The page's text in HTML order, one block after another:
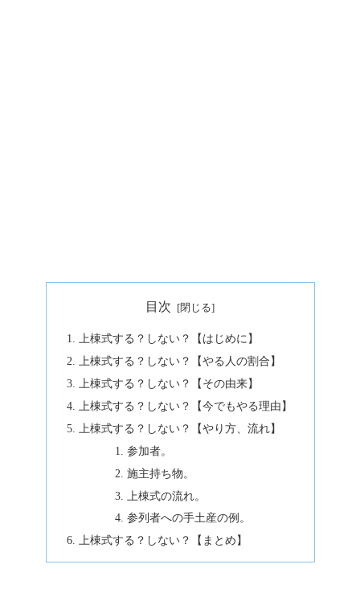
目次
上棟式する？しない？【はじめに】
上棟式する？しない？【やる人の割合】
上棟式する？しない？【その由来】
上棟式する？しない？【今でもやる理由】
上棟式する？しない？【やり方、流れ】
参加者。
施主持ち物。
上棟式の流れ。
参列者への手土産の例。
上棟式する？しない？【まとめ】